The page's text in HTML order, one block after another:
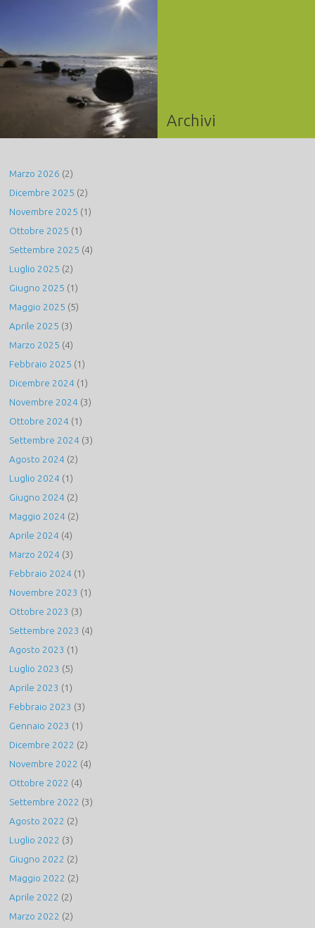
Archivi
Marzo 2026 (2)
Dicembre 2025 (2)
Novembre 2025 (1)
Ottobre 2025 (1)
Settembre 2025 (4)
Luglio 2025 (2)
Giugno 2025 (1)
Maggio 2025 (5)
Aprile 2025 (3)
Marzo 2025 (4)
Febbraio 2025 (1)
Dicembre 2024 (1)
Novembre 2024 (3)
Ottobre 2024 (1)
Settembre 2024 (3)
Agosto 2024 (2)
Luglio 2024 (1)
Giugno 2024 (2)
Maggio 2024 (2)
Aprile 2024 (4)
Marzo 2024 (3)
Febbraio 2024 (1)
Novembre 2023 (1)
Ottobre 2023 (3)
Settembre 2023 (4)
Agosto 2023 (1)
Luglio 2023 (5)
Aprile 2023 (1)
Febbraio 2023 (3)
Gennaio 2023 (1)
Dicembre 2022 (2)
Novembre 2022 (4)
Ottobre 2022 (4)
Settembre 2022 (3)
Agosto 2022 (2)
Luglio 2022 (3)
Giugno 2022 (2)
Maggio 2022 (2)
Aprile 2022 (2)
Marzo 2022 (2)